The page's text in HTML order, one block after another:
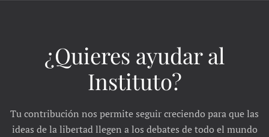
¿Quieres ayudar al
Instituto?
Tu contribución nos permite seguir creciendo para que las
ideas de la libertad llegen a los debates de todo el mundo